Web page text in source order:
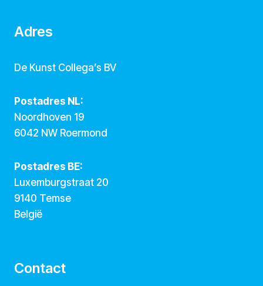
Adres
De Kunst Collega’s BV
Postadres NL:
Noordhoven 19
6042 NW Roermond
Postadres BE:
Luxemburgstraat 20
9140 Temse
België
Contact